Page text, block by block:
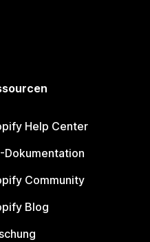
Help Center
Dokumentation
Community
Blog